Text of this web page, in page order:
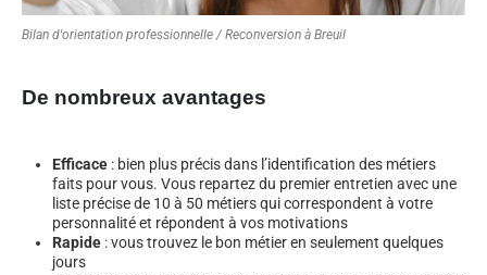
Bilan d'orientation professionnelle / Reconversion à Breuil
De nombreux avantages
Efficace : bien plus précis dans l’identification des métiers
faits pour vous. Vous repartez du premier entretien avec une
liste précise de 10 à 50 métiers qui correspondent à votre
personnalité et répondent à vos motivations
Rapide : vous trouvez le bon métier en seulement quelques
jours